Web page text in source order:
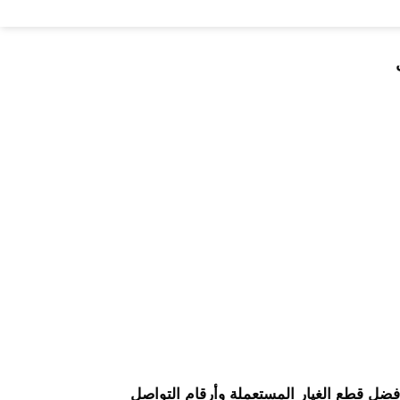
قطع الغيار المستعملة وأرقام التواصل